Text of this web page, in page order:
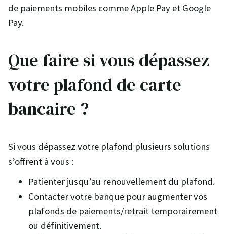
de paiements mobiles comme Apple Pay et Google
Pay.
Que faire si vous dépassez
votre plafond de carte
bancaire ?
Si vous dépassez votre plafond plusieurs solutions
s’offrent à vous :
Patienter jusqu’au renouvellement du plafond.
Contacter votre banque pour augmenter vos
plafonds de paiements/retrait temporairement
ou définitivement.